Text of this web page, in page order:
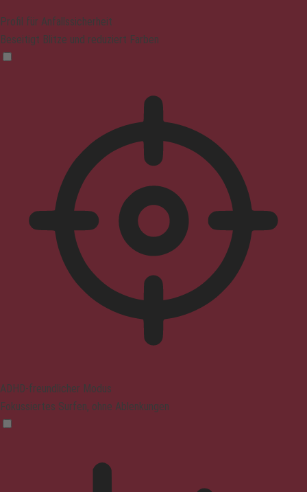
Profil für Anfallssicherheit
Beseitigt Blitze und reduziert Farben
ADHD-freundlicher Modus
Fokussiertes Surfen, ohne Ablenkungen